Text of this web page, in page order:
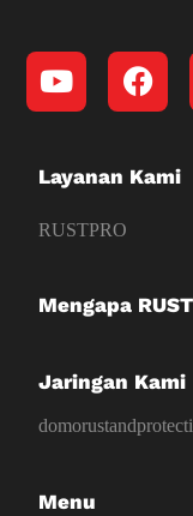
Layanan Kami
RUSTPRO
Mengapa
Jaringan Kami
Menu